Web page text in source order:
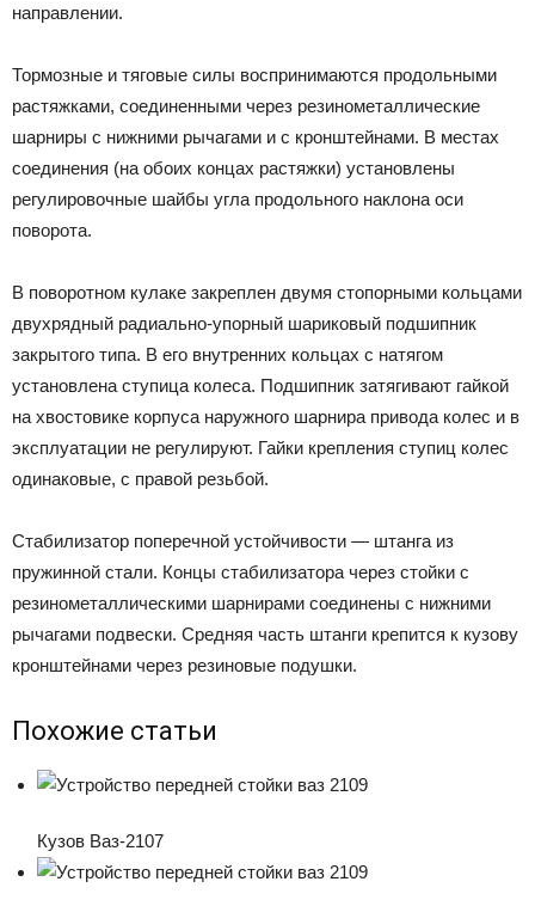
направлении.
Тормозные и тяговые силы воспринимаются продольными
растяжками, соединенными через резинометаллические
шарниры с нижними рычагами и с кронштейнами. В местах
соединения (на обоих концах растяжки) установлены
регулировочные шайбы угла продольного наклона оси
поворота.
В поворотном кулаке закреплен двумя стопорными кольцами
двухрядный радиально-упорный шариковый подшипник
закрытого типа. В его внутренних кольцах с натягом
установлена ступица колеса. Подшипник затягивают гайкой
на хвостовике корпуса наружного шарнира привода колес и в
эксплуатации не регулируют. Гайки крепления ступиц колес
одинаковые, с правой резьбой.
Стабилизатор поперечной устойчивости — штанга из
пружинной стали. Концы стабилизатора через стойки с
резинометаллическими шарнирами соединены с нижними
рычагами подвески. Средняя часть штанги крепится к кузову
кронштейнами через резиновые подушки.
Похожие статьи
Кузов Ваз-2107